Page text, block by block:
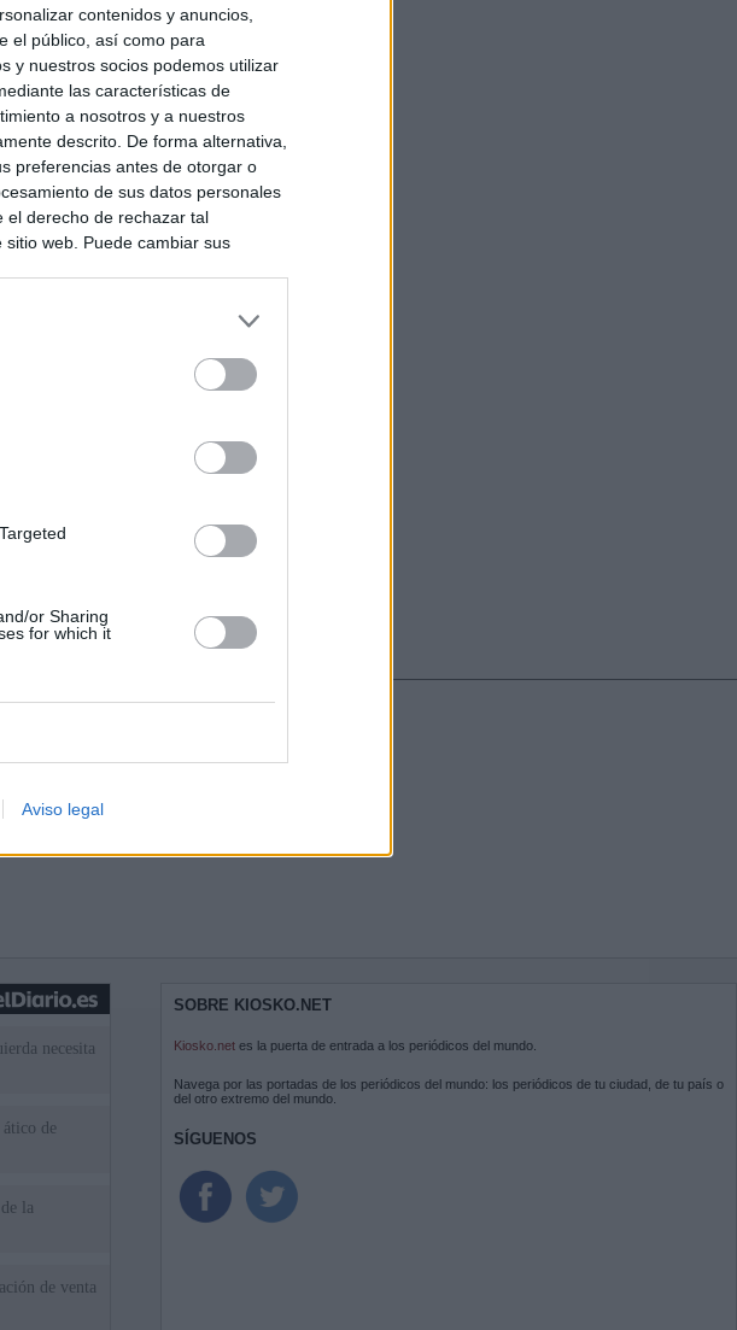
contenidos y anuncios,
el público, así como para
y nuestros socios podemos utilizar
las características de
a nosotros y a nuestros
descrito. De forma alternativa,
preferencias antes de otorgar o
de sus datos personales
el derecho de rechazar tal
web. Puede cambiar sus
or Sharing
for which it
Aviso legal
necesita
de
la
de venta
SOBRE KIOSKO.NET
Kiosko.net es la puerta de entrada a los periódicos del mundo.
Navega por las portadas de los periódicos del mundo: los periódicos de tu ciudad, de tu país o
del otro extremo del mundo.
SÍGUENOS